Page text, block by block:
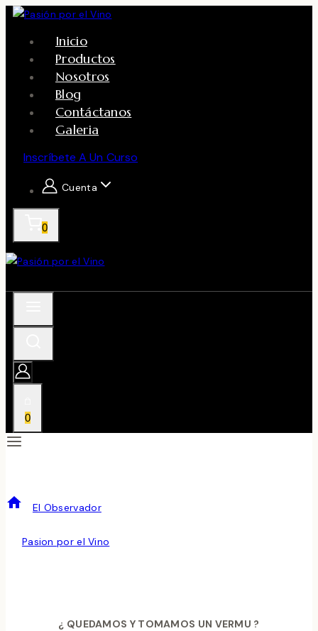
Skip
content
Inicio
Productos
Nosotros
Blog
Contáctanos
Galeria
Inscríbete A Un Curso
Cuenta
0
0
El Observador
Pasion por el Vino
¿ QUEDAMOS Y TOMAMOS UN VERMU ?